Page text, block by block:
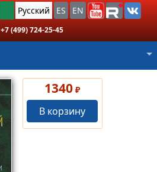
Русский ES EN
+7 (499) 724-25-45
1340 ₽
В корзину